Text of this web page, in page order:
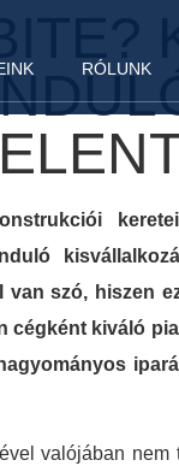
RÓLUNK
szó, hiszen
kiváló
valójában